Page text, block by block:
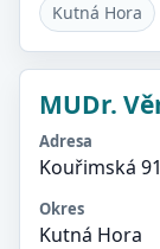
Kutná Hora
MUDr.
Adresa
Kouřimská
Okres
Kutná Hora